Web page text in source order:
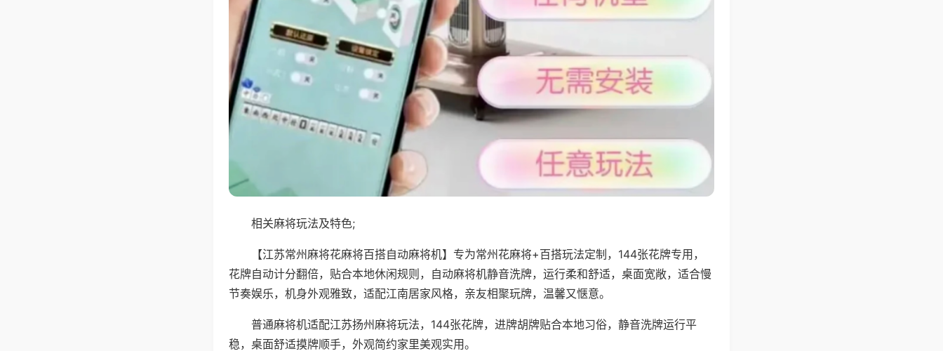
相关麻将玩法及特色;
【江苏常州麻将花麻将百搭自动麻将机】专为常州花麻将+百搭玩法定制，144张花牌专用，
花牌自动计分翻倍，贴合本地休闲规则，自动麻将机静音洗牌，运行柔和舒适，桌面宽敞，适合慢
节奏娱乐，机身外观雅致，适配江南居家风格，亲友相聚玩牌，温馨又惬意。
普通麻将机适配江苏扬州麻将玩法，144张花牌，进牌胡牌贴合本地习俗，静音洗牌运行平
稳，桌面舒适摸牌顺手，外观简约家里美观实用。